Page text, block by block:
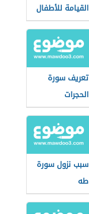
القيامة للأطفال
تعريف سورة
الحجرات
سبب نزول سورة
طه